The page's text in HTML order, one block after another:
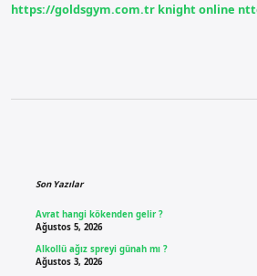
https://goldsgym.com.tr knight online
Son Yazılar
Avrat hangi kökenden gelir ?
Ağustos 5, 2026
Alkollü ağız spreyi günah mı ?
Ağustos 3, 2026